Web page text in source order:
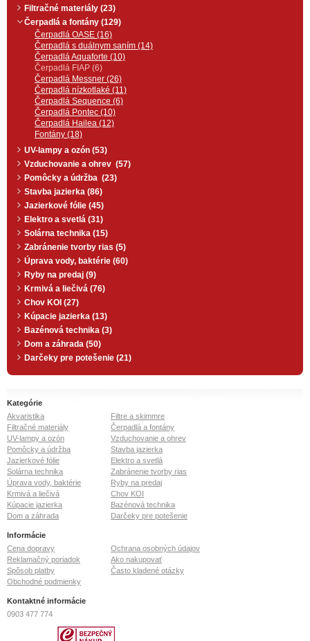
Filtračné materiály (23)
Čerpadlá a fontány (129)
Čerpadlá OASE (16)
Čerpadlá s duálnym saním (14)
Čerpadlá Aquaforte (10)
Čerpadlá FIAP (6)
Čerpadlá Messner (26)
Čerpadlá nízkotlaké (11)
Čerpadlá Sequence (6)
Čerpadlá Pontec (10)
Čerpadlá Hailea (12)
Fontány (18)
UV-lampy a ozón (53)
Vzduchovanie a ohrev (57)
Pomôcky a údržba (23)
Stavba jazierka (86)
Jazierkové fólie (45)
Elektro a svetlá (31)
Solárna technika (15)
Zabránenie tvorby rias (5)
Úprava vody, baktérie (60)
Ryby na predaj (9)
Krmivá a liečivá (76)
Chov KOI (27)
Kúpacie jazierka (13)
Bazénová technika (3)
Dom a záhrada (50)
Darčeky pre potešenie (21)
Kategórie
Akvaristika
Filtre a skimmre
Filtračné materiály
Čerpadlá a fontány
UV-lampy a ozón
Vzduchovanie a ohrev
Pomôcky a údržba
Stavba jazierka
Jazierkové fólie
Elektro a svetlá
Solárna technika
Zabránenie tvorby rias
Úprava vody, baktérie
Ryby na predaj
Krmivá a liečivá
Chov KOI
Kúpacie jazierka
Bazénová technika
Dom a záhrada
Darčeky pre potešenie
Informácie
Cena dopravy
Ochrana osobných údajov
Reklamačný poriadok
Ako nakupovať
Spôsob platby
Často kladené otázky
Obchodné podmienky
Kontaktné informácie
0903 477 774